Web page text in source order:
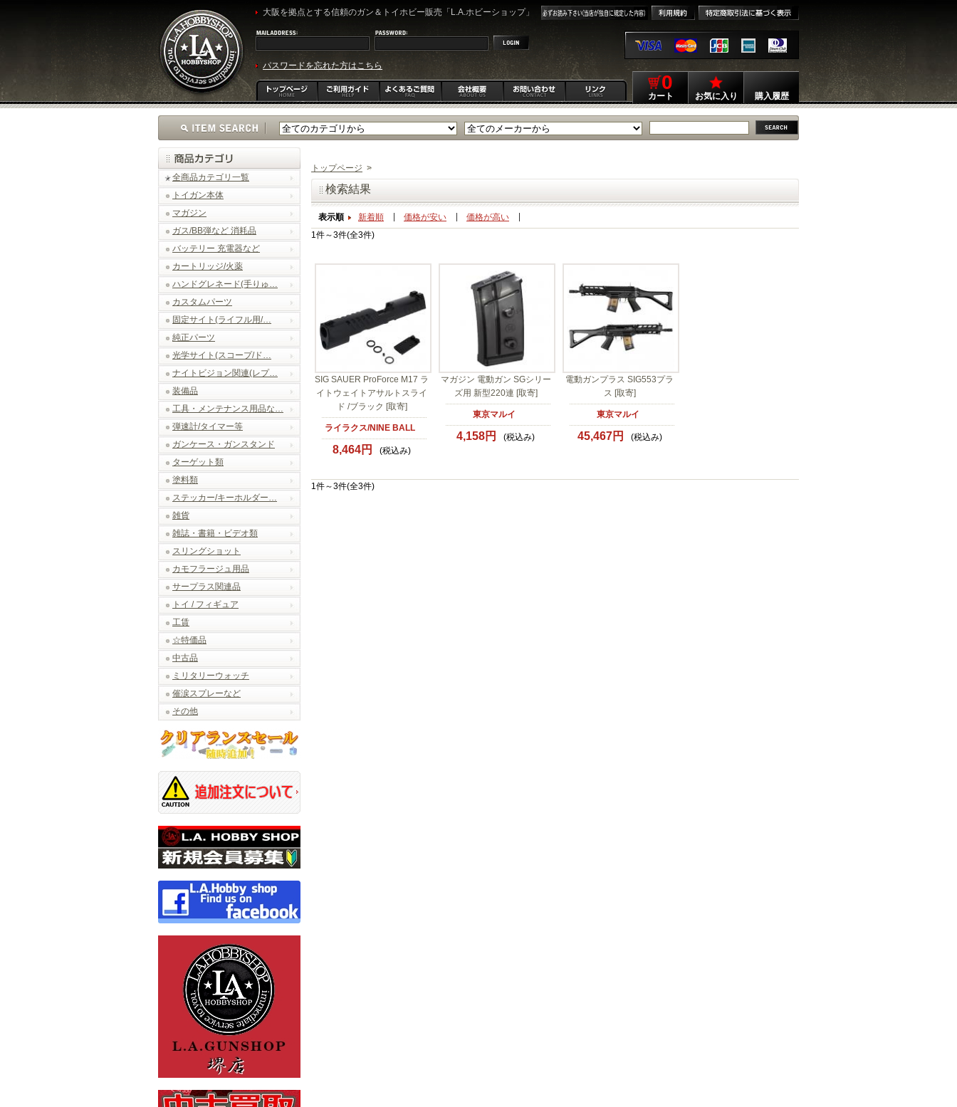
大阪を拠点とする信頼のガン＆トイホビー販売「L.A.ホビーショップ」
パスワードを忘れた方はこちら
0
カート お気に入り 購入履歴
全商品カテゴリ一覧
トイガン本体
マガジン
ガス/BB弾など 消耗品
バッテリー 充電器など
カートリッジ/火薬
ハンドグレネード(手りゅ…
カスタムパーツ
固定サイト(ライフル用/…
純正パーツ
光学サイト(スコープ/ド…
ナイトビジョン関連(レプ…
装備品
工具・メンテナンス用品な…
弾速計/タイマー等
ガンケース・ガンスタンド
ターゲット類
塗料類
ステッカー/キーホルダー…
雑貨
雑誌・書籍・ビデオ類
スリングショット
カモフラージュ用品
サープラス関連品
トイ / フィギュア
工賃
☆特価品
中古品
ミリタリーウォッチ
催涙スプレーなど
その他
トップページ >
検索結果
表示順 新着順 価格が安い
価格が高い
1件～3件(全3件)
SIG SAUER ProForce M17 ラ
イトウェイトアサルトスライ
ド /ブラック [取寄]
ライラクス/NINE BALL
8,464円 (税込み)
マガジン 電動ガン SGシリー
ズ用 新型220連 [取寄]
東京マルイ
4,158円 (税込み)
電動ガンプラス SIG553プラ
ス [取寄]
東京マルイ
45,467円 (税込み)
1件～3件(全3件)